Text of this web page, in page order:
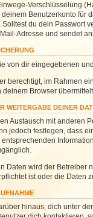
Verschlüsselung
Benutzerkonto für
du dein Passwort
Adresse und sendet
von dir eingegebenen
berechtigt, im Rahmen
Browser
WEITERGABE DEINER
Austausch mit anderen
jedoch festlegen, dass
Daten wird der Betreiber
ist oder die Daten
hinaus, dich unter